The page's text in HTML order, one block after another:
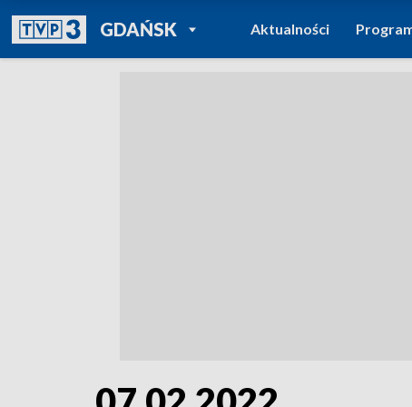
GDAŃSKPOWRÓT DO
TVP REGIONY
Aktualności